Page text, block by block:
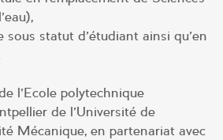
statut d’étudiant ainsi qu’en
l’Ecole polytechnique
de l’Université de
Mécanique, en partenariat avec